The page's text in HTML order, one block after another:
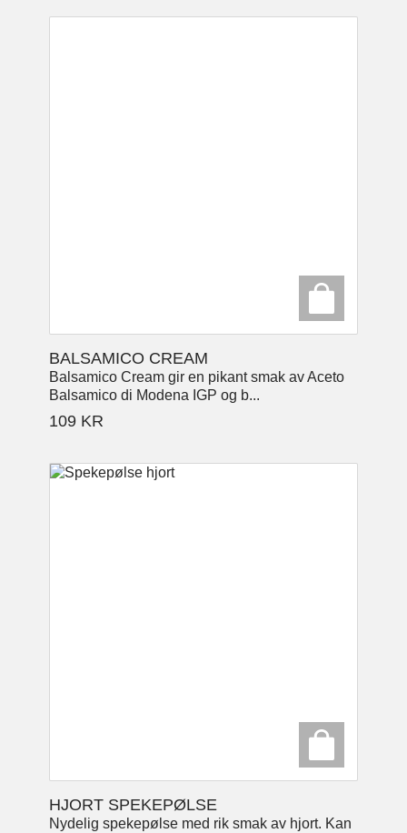
BALSAMICO CREAM
Balsamico Cream gir en pikant smak av Aceto
Balsamico di Modena IGP og b...
109 KR
HJORT SPEKEPØLSE
Nydelig spekepølse med rik smak av hjort. Kan